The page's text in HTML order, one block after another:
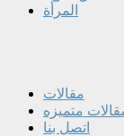
المرأة
مقالات
متميزه
اتصل بنا